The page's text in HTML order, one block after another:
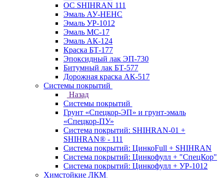
ОС SHIHRAN 111
Эмаль АУ-НЕНС
Эмаль УР-1012
Эмаль МС-17
Эмаль АК-124
Краска БТ-177
Эпоксидный лак ЭП-730
Битумный лак БТ-577
Дорожная краска АК-517
Системы покрытий
Назад
Системы покрытий
Грунт «Спецкор-ЭП» и грунт-эмаль
«Спецкор-ПУ»
Система покрытий: SHIHRAN-01 +
SHIHRAN® - 111
Система покрытий: ЦинкоFull + SHIHRAN
Система покрытий: Цинкофулл + "СпецКор"
Система покрытий: Цинкофулл + УР-1012
Химстойкие ЛКМ